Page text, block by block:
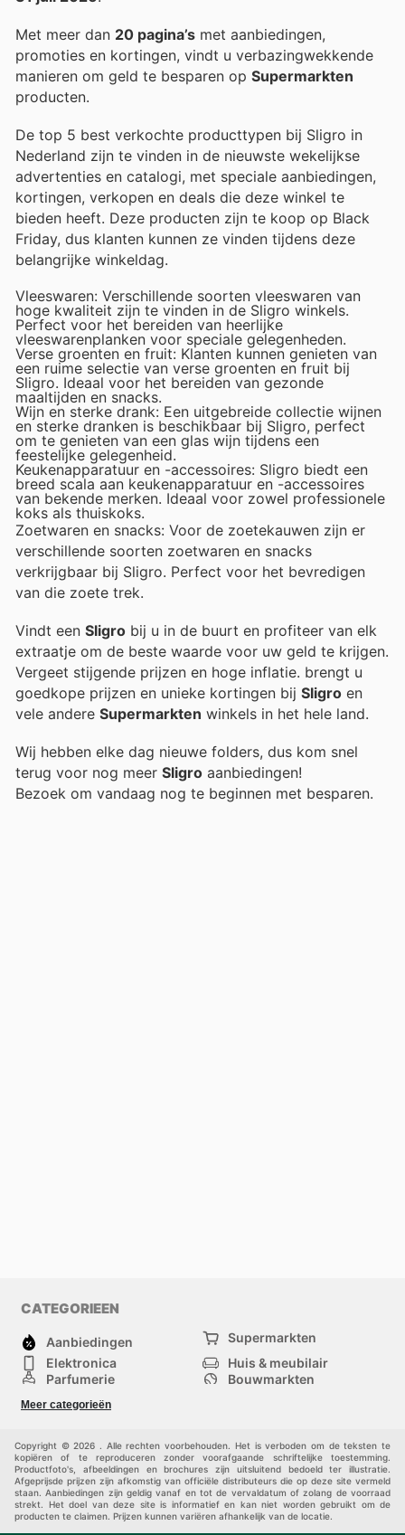
Met meer dan 20 pagina’s met aanbiedingen,
promoties en kortingen, vindt u verbazingwekkende
manieren om geld te besparen op Supermarkten
producten.
De top 5 best verkochte producttypen bij Sligro in
Nederland zijn te vinden in de nieuwste wekelijkse
advertenties en catalogi, met speciale aanbiedingen,
kortingen, verkopen en deals die deze winkel te
bieden heeft. Deze producten zijn te koop op Black
Friday, dus klanten kunnen ze vinden tijdens deze
belangrijke winkeldag.
Vleeswaren: Verschillende soorten vleeswaren van
hoge kwaliteit zijn te vinden in de Sligro winkels.
Perfect voor het bereiden van heerlijke
vleeswarenplanken voor speciale gelegenheden.
Verse groenten en fruit: Klanten kunnen genieten van
een ruime selectie van verse groenten en fruit bij
Sligro. Ideaal voor het bereiden van gezonde
maaltijden en snacks.
Wijn en sterke drank: Een uitgebreide collectie wijnen
en sterke dranken is beschikbaar bij Sligro, perfect
om te genieten van een glas wijn tijdens een
feestelijke gelegenheid.
Keukenapparatuur en -accessoires: Sligro biedt een
breed scala aan keukenapparatuur en -accessoires
van bekende merken. Ideaal voor zowel professionele
koks als thuiskoks.
Zoetwaren en snacks: Voor de zoetekauwen zijn er
verschillende soorten zoetwaren en snacks
verkrijgbaar bij Sligro. Perfect voor het bevredigen
van die zoete trek.
Vindt een Sligro bij u in de buurt en profiteer van elk
extraatje om de beste waarde voor uw geld te krijgen.
Vergeet stijgende prijzen en hoge inflatie. brengt u
goedkope prijzen en unieke kortingen bij Sligro en
vele andere Supermarkten winkels in het hele land.
Wij hebben elke dag nieuwe folders, dus kom snel
terug voor nog meer Sligro aanbiedingen!
Bezoek om vandaag nog te beginnen met besparen.
CATEGORIEEN
Aanbiedingen
Supermarkten
Elektronica
Huis & meubilair
Parfumerie
Bouwmarkten
Kinderen
Meer categorieën
Copyright © 2026 . Alle rechten voorbehouden. Het is verboden om de teksten te
kopiëren of te reproduceren zonder voorafgaande schriftelijke toestemming.
Productfoto's, afbeeldingen en brochures zijn uitsluitend bedoeld ter illustratie.
Afgeprijsde prijzen zijn afkomstig van officiële distributeurs die op deze site vermeld
staan. Aanbiedingen zijn geldig vanaf en tot de vervaldatum of zolang de voorraad
strekt. Het doel van deze site is informatief en kan niet worden gebruikt om de
producten te claimen. Prijzen kunnen variëren afhankelijk van de locatie.